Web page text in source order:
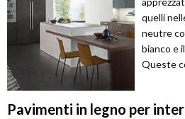
quelli
neutre
bianco e
Queste
Pavimenti in legno per